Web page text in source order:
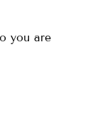
you are